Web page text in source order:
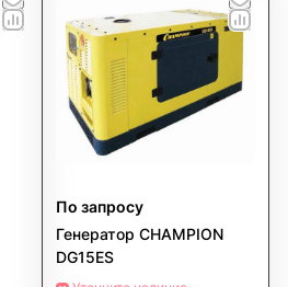
По запросу
Генератор CHAMPION
DG15ES